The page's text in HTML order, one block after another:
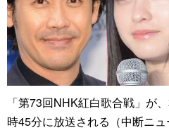
「第73回NHK紅白歌合戦」が
時45分に放送される（中断ニ